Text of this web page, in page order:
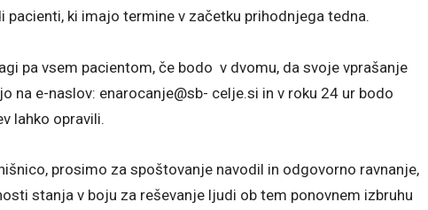
ki imajo termine v začetku prihodnjega tedna.
pa vsem pacientom, če bodo v dvomu, da svoje vprašanje
e-naslov: enarocanje@sb- celje.si in v roku 24 ur bodo
lahko opravili.
prosimo za spoštovanje navodil in odgovorno ravnanje,
stanja v boju za reševanje ljudi ob tem ponovnem izbruhu